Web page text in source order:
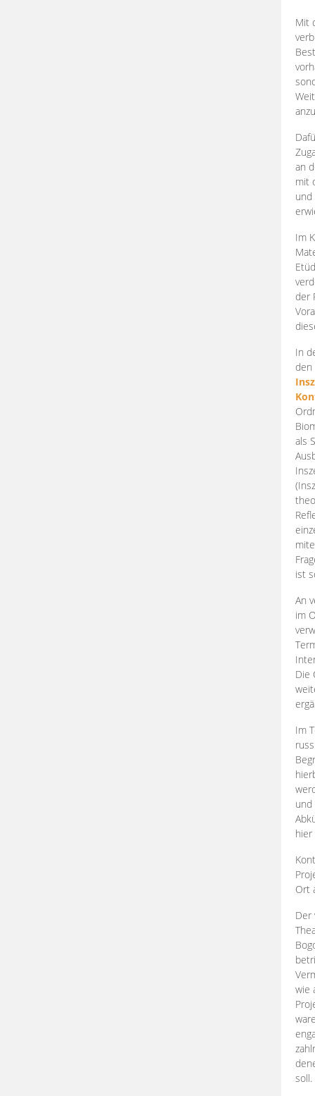
Mit
an
mit
und
Im
der
In
den
als
ist
An
im
Die
Im
und
Ort
Der
wie
zahlr
soll.